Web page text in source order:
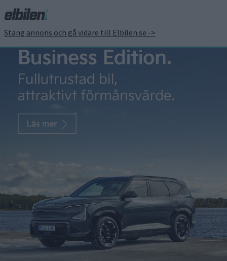
Stäng annons och gå vidare till Elbilen.se ->
Koncept Mission R från
Porsche hintar om ännu
snabbare laddning
Carl Undéhn